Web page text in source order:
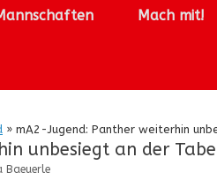
Mach mit!
» mA2-Jugend: Panther weiterhin
unbesiegt an der
Baeuerle